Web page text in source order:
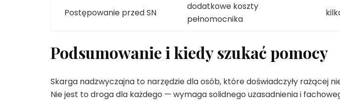
Postępowanie przed SN
dodatkowe koszty
pełnomocnika
Podsumowanie i kiedy szukać pomocy
Skarga nadzwyczajna to narzędzie dla osób, które doświadczyły rażącej
Nie jest to droga dla każdego — wymaga solidnego uzasadnienia i